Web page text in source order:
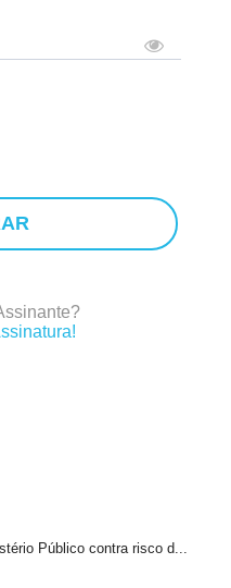
Público contra risco d...